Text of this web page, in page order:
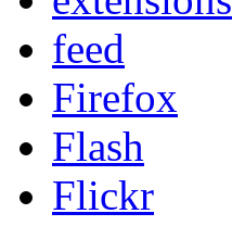
feed
Firefox
Flash
Flickr